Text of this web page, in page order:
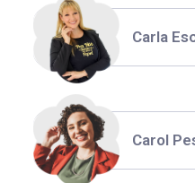
Carla
Carol